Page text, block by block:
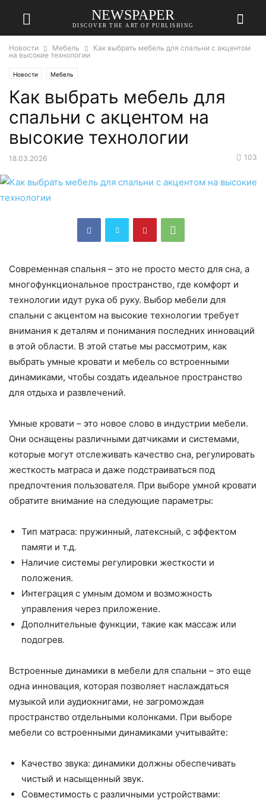
NEWSPAPER
DISCOVER THE ART OF PUBLISHING
Новости Мебель
Как выбрать мебель для спальни с акцентом
на высокие технологии
Новости Мебель
Как выбрать мебель для
спальни с акцентом на
высокие технологии
18.03.2026 103
Современная спальня – это не просто место для сна, а
многофункциональное пространство, где комфорт и
технологии идут рука об руку. Выбор мебели для
спальни с акцентом на высокие технологии требует
внимания к деталям и понимания последних инноваций
в этой области. В этой статье мы рассмотрим, как
выбрать умные кровати и мебель со встроенными
динамиками, чтобы создать идеальное пространство
для отдыха и развлечений.
Умные кровати – это новое слово в индустрии мебели.
Они оснащены различными датчиками и системами,
которые могут отслеживать качество сна, регулировать
жесткость матраса и даже подстраиваться под
предпочтения пользователя. При выборе умной кровати
обратите внимание на следующие параметры:
Тип матраса: пружинный, латексный, с эффектом
памяти и т.д.
Наличие системы регулировки жесткости и
положения.
Интеграция с умным домом и возможность
управления через приложение.
Дополнительные функции, такие как массаж или
подогрев.
Встроенные динамики в мебели для спальни – это еще
одна инновация, которая позволяет наслаждаться
музыкой или аудиокнигами, не загромождая
пространство отдельными колонками. При выборе
мебели со встроенными динамиками учитывайте:
Качество звука: динамики должны обеспечивать
чистый и насыщенный звук.
Совместимость с различными устройствами: